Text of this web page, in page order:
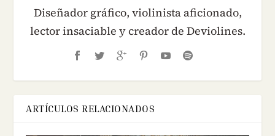
Diseñador gráfico, violinista aficionado,
lector insaciable y creador de Deviolines.
ARTÍCULOS RELACIONADOS